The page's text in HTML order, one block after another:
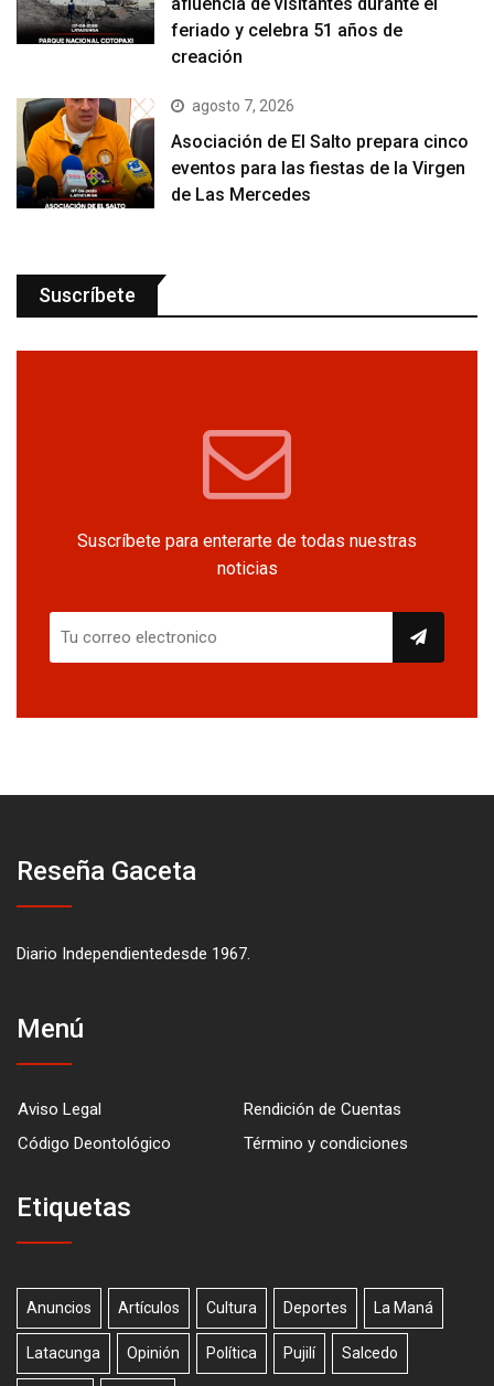
feriado y celebra 51 años de
creación
agosto 7, 2026
Asociación de El Salto prepara cinco
eventos para las fiestas de la Virgen
de Las Mercedes
Suscríbete
Suscríbete para enterarte de todas nuestras
noticias
Reseña Gaceta
Diario Independientedesde 1967.
Menú
Aviso Legal
Rendición de Cuentas
Código Deontológico
Término y condiciones
Etiquetas
Anuncios Artículos Cultura Deportes La Maná
Latacunga Opinión Política Pujilí Salcedo